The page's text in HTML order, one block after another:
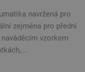
navržená pro
zejména pro přední
vzorkem